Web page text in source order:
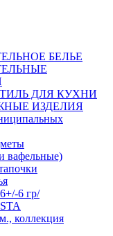
БЕЛЬЕ
ДЛЯ КУХНИ
ИЗДЕЛИЯ
вафельные)
6 гр/
коллекция